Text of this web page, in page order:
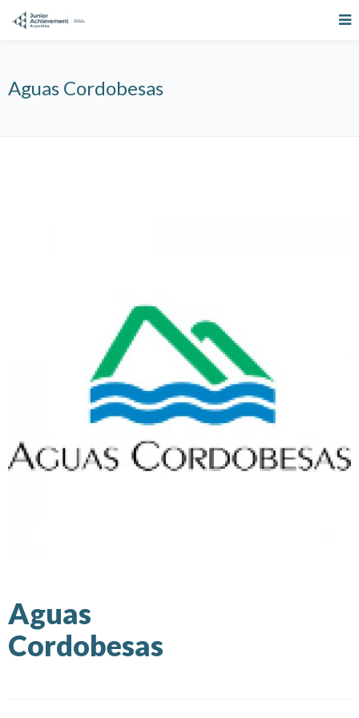
Aguas Cordobesas
Aguas
Cordobesas